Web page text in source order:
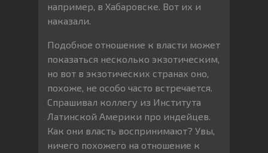
например, в Хабаровске. Вот их и
наказали.
Подобное отношение к власти может
показаться несколько экзотическим,
но вот в экзотических странах оно,
похоже, не особо часто встречается.
Спрашивал коллегу из Института
Латинской Америки про индейцев.
Как они власть воспринимают? Увы,
ничего похожего на отношение к